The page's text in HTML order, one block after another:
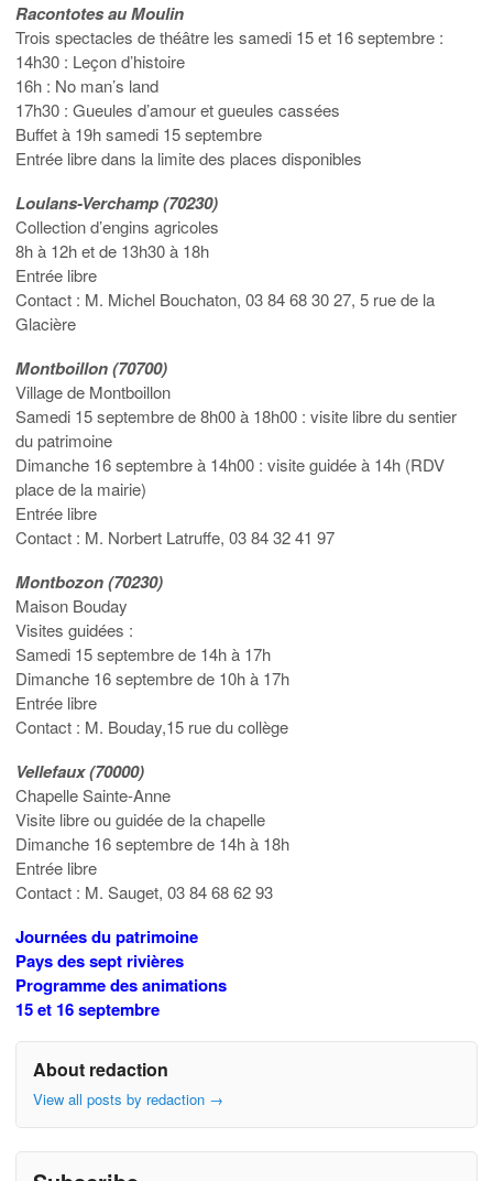
Racontotes au Moulin
Trois spectacles de théâtre les samedi 15 et 16 septembre :
14h30 : Leçon d’histoire
16h : No man’s land
17h30 : Gueules d’amour et gueules cassées
Buffet à 19h samedi 15 septembre
Entrée libre dans la limite des places disponibles
Loulans-Verchamp (70230)
Collection d’engins agricoles
8h à 12h et de 13h30 à 18h
Entrée libre
Contact : M. Michel Bouchaton, 03 84 68 30 27, 5 rue de la
Glacière
Montboillon (70700)
Village de Montboillon
Samedi 15 septembre de 8h00 à 18h00 : visite libre du sentier
du patrimoine
Dimanche 16 septembre à 14h00 : visite guidée à 14h (RDV
place de la mairie)
Entrée libre
Contact : M. Norbert Latruffe, 03 84 32 41 97
Montbozon (70230)
Maison Bouday
Visites guidées :
Samedi 15 septembre de 14h à 17h
Dimanche 16 septembre de 10h à 17h
Entrée libre
Contact : M. Bouday,15 rue du collège
Vellefaux (70000)
Chapelle Sainte-Anne
Visite libre ou guidée de la chapelle
Dimanche 16 septembre de 14h à 18h
Entrée libre
Contact : M. Sauget, 03 84 68 62 93
Journées du patrimoine
Pays des sept rivières
Programme des animations
15 et 16 septembre
About redaction
View all posts by redaction →